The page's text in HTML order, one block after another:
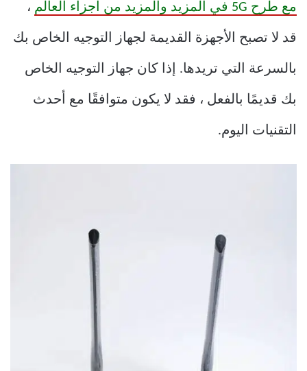
مع طرح 5G في المزيد والمزيد من أجزاء العالم ،
قد لا تصبح الأجهزة القديمة لجهاز التوجيه الخاص بك
بالسرعة التي تريدها. إذا كان جهاز التوجيه الخاص
بك قديمًا بالفعل ، فقد لا يكون متوافقًا مع أحدث
التقنيات اليوم.